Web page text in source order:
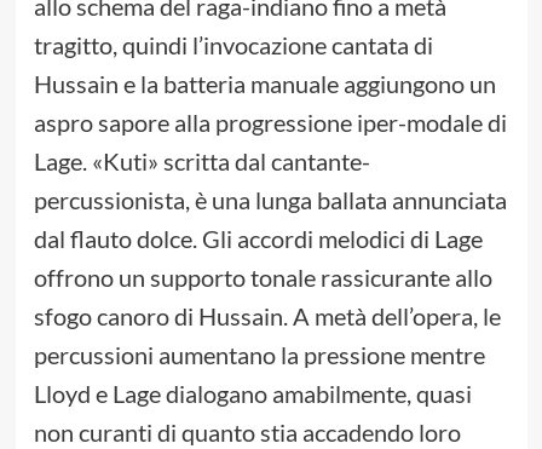
allo schema del raga-indiano fino a metà
tragitto, quindi l’invocazione cantata di
Hussain e la batteria manuale aggiungono un
aspro sapore alla progressione iper-modale di
Lage. «Kuti» scritta dal cantante-
percussionista, è una lunga ballata annunciata
dal flauto dolce. Gli accordi melodici di Lage
offrono un supporto tonale rassicurante allo
sfogo canoro di Hussain. A metà dell’opera, le
percussioni aumentano la pressione mentre
Lloyd e Lage dialogano amabilmente, quasi
non curanti di quanto stia accadendo loro